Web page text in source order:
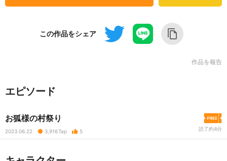
この作品をシェア
作品を報告
エピソード
お狐様の村祭り
2023.06.22 3,916Tap 5 読了約4分